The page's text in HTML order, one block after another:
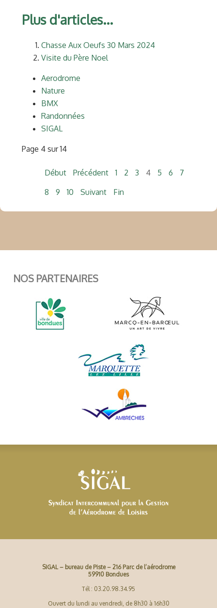
Plus d'articles...
Chasse Aux Oeufs 30 Mars 2024
Visite du Père Noel
Aerodrome
Nature
BMX
Randonnées
SIGAL
Page 4 sur 14
Début Précédent 1 2 3 4 5 6
7
8
9 10 Suivant Fin
NOS PARTENAIRES
SIGAL – bureau de Piste – 216 Parc de l’aérodrome
59910 Bondues
Tél : 03.20.98.34.95
Ouvert du lundi au vendredi, de 8h30 à 16h30